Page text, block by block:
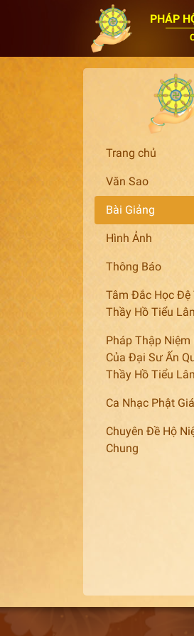
PHÁP
Trang chủ
Văn Sao
Bài Giảng
Hình Ảnh
Thông Báo
Tâm Đắc Học Đệ
Thầy Hồ Tiểu
Pháp Thập Niệm
Của Đại Sư Ấn
Thầy Hồ Tiểu
Ca Nhạc Phật
Chuyên Đề Hộ
Chung